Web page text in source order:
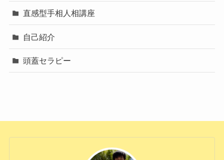
直感型手相人相講座
自己紹介
頭蓋セラピー